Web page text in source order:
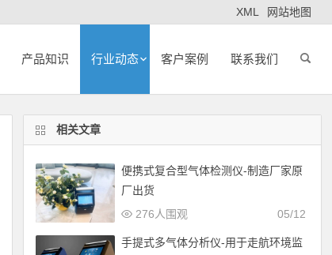
XML 网站地图
产品知识 行业动态 客户案例 联系我们
相关文章
便携式复合型气体检测仪-制造厂家原
厂出货
05/12
276人围观
手提式多气体分析仪-用于走航环境监